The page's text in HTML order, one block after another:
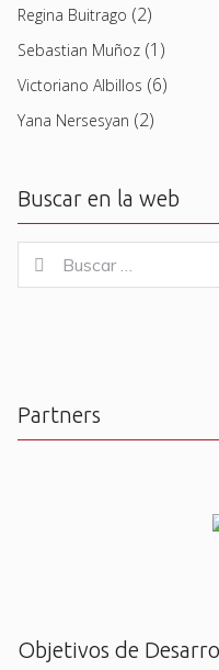
Regina Buitrago (2)
Sebastian Muñoz (1)
Victoriano Albillos (6)
Yana Nersesyan (2)
Buscar en la web
for:
Buscar
Partners
Objetivos de